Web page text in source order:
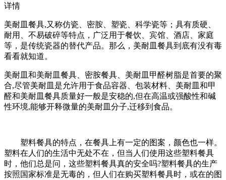
详情
美耐皿餐具,又称仿瓷、密胺、塑瓷、科学瓷等；具有质硬、
耐用、不易破碎等特点，广泛用于餐饮、宾馆、酒店、家庭
等，是传统瓷器的替代产品。那么，美耐皿餐具到底有没有毒
看看就知道。
美耐皿和美耐皿餐具、密胺餐具、美耐皿甲醛树脂是首要的聚
合,尽管美耐皿是允许用于食品容器、包装材料、美耐皿和甲
醛和美耐皿餐具质量好一般是安稳的,但在高温或强酸性和碱
性环境,能够开释微量的美耐皿分子,迁移到食品。
塑料餐具的特点，在餐具上有一定的图案，颜色也一样。
塑料在人们的生活中无处不在，但当人们使用这些塑料餐具
时，他们总是问，这些塑料餐具真的安全吗?塑料餐具的生产
按照国家标准是无毒的，但人们在购买塑料餐具时，或在的图